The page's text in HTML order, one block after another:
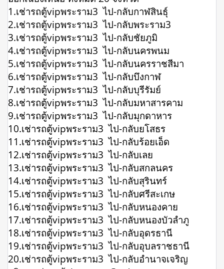
1.เช่ารถตู้vipพระราม3 ไป-กลับกาฬสินธุ์
2.เช่ารถตู้vipพระราม3 ไป-กลับพระราม3
3.เช่ารถตู้vipพระราม3 ไป-กลับชัยภูมิ
4.เช่ารถตู้vipพระราม3 ไป-กลับนครพนม
5.เช่ารถตู้vipพระราม3 ไป-กลับนครราชสีมา
6.เช่ารถตู้vipพระราม3 ไป-กลับบึงกาฬ
7.เช่ารถตู้vipพระราม3 ไป-กลับบุรีรัมย์
8.เช่ารถตู้vipพระราม3 ไป-กลับมหาสารคาม
9.เช่ารถตู้vipพระราม3 ไป-กลับมุกดาหาร
10.เช่ารถตู้vipพระราม3 ไป-กลับยโสธร
11.เช่ารถตู้vipพระราม3 ไป-กลับร้อยเอ็ด
12.เช่ารถตู้vipพระราม3 ไป-กลับเลย
13.เช่ารถตู้vipพระราม3 ไป-กลับสกลนคร
14.เช่ารถตู้vipพระราม3 ไป-กลับสุรินทร์
15.เช่ารถตู้vipพระราม3 ไป-กลับศรีสะเกษ
16.เช่ารถตู้vipพระราม3 ไป-กลับหนองคาย
17.เช่ารถตู้vipพระราม3 ไป-กลับหนองบัวลำภู
18.เช่ารถตู้vipพระราม3 ไป-กลับอุดรธานี
19.เช่ารถตู้vipพระราม3 ไป-กลับอุบลราชธานี
20.เช่ารถตู้vipพระราม3 ไป-กลับอำนาจเจริญ